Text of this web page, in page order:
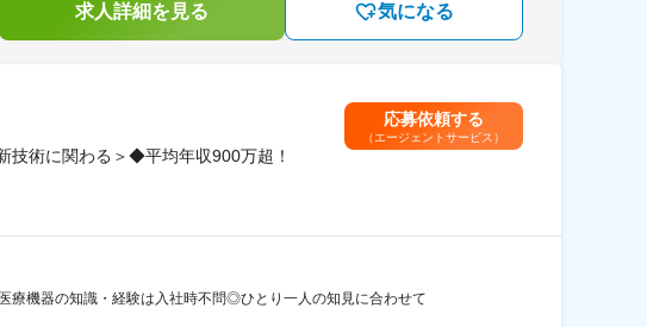
求人詳細を見る 気になる
技術に関わる＞◆平均年収900万超！
応募依頼する
（エージェントサービス）
療機器の知識・経験は入社時不問◎ひとり一人の知見に合わせて